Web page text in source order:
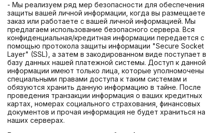
- Мы реализуем ряд мер безопасности для обеспечения
защиты вашей личной информации, когда вы размещаете
заказ или работаете с вашей личной информацией. Мы
предлагаем использование безопасного сервера. Вся
конфиденциальная/кредитная информации передается с
помощью протокола защиты информации "Secure Socket
Layer" (SSL), а затем в закодированном виде поступает в
базу данных нашей платежной системы. Доступ к данной
информации имеют только лица, которые уполномочены
специальными правами доступа к таким системам и
обязуются хранить данную информацию в тайне. После
проведения транзакции информация о ваших кредитных
картах, номерах социального страхования, финансовых
документов и прочая информация не будет храниться на
наших серверах.